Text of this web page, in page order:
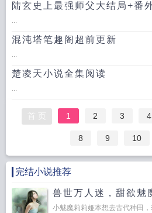
陆玄史上最强师父大结局+番
...
混沌塔笔趣阁超前更新
...
楚凌天小说全集阅读
...
首 页 1 2 3 4
8 9 10
完结小说推荐
兽世万人迷，甜欲魅
小魅魔莉莉娅本想去古代种田